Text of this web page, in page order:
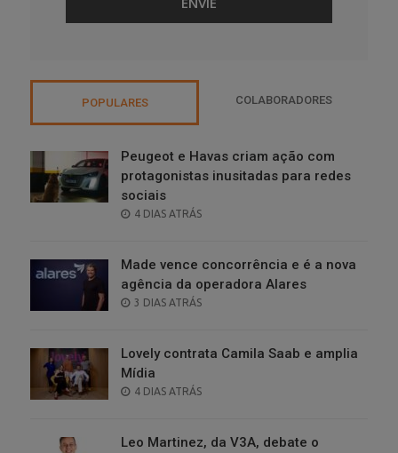
POPULARES COLABORADORES
Peugeot e Havas criam ação com
protagonistas inusitadas para redes
sociais
POSTED
4 DIAS ATRÁS
Made vence concorrência e é a nova
agência da operadora Alares
POSTED
3 DIAS ATRÁS
Lovely contrata Camila Saab e amplia
Mídia
POSTED
4 DIAS ATRÁS
Leo Martinez, da V3A, debate o